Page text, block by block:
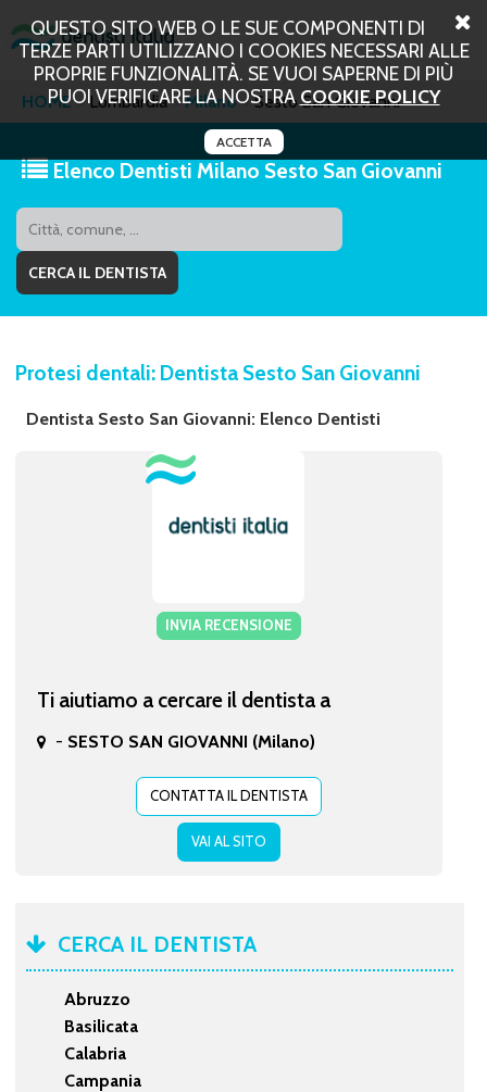
QUESTO SITO WEB O LE SUE COMPONENTI DI
TERZE PARTI UTILIZZANO I COOKIES NECESSARI ALLE
PROPRIE FUNZIONALITÀ. SE VUOI SAPERNE DI PIÙ
PUOI VERIFICARE LA NOSTRACOOKIE POLICY
ACCETTA
HOME Lombardia Milano Sesto San Giovanni
Elenco Dentisti Milano Sesto San Giovanni
Protesi dentali: Dentista Sesto San Giovanni
Dentista Sesto San Giovanni: Elenco Dentisti
INVIA RECENSIONE
Ti aiutiamo a cercare il dentista a
- SESTO SAN GIOVANNI (Milano)
CONTATTA IL DENTISTA
VAI AL SITO
CERCA IL DENTISTA
Abruzzo
Basilicata
Calabria
Campania